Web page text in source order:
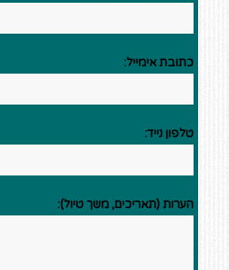
כתובת אימייל:
טלפון נייד:
הערות (תאריכים, משך טיול):